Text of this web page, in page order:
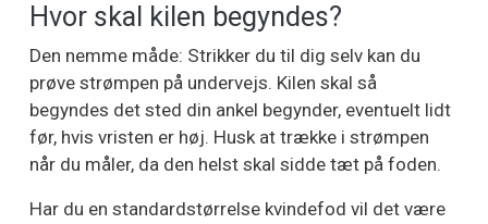
Hvor skal kilen begyndes?
Den nemme måde: Strikker du til dig selv kan du
prøve strømpen på undervejs. Kilen skal så
begyndes det sted din ankel begynder, eventuelt lidt
før, hvis vristen er høj. Husk at trække i strømpen
når du måler, da den helst skal sidde tæt på foden.
Har du en standardstørrelse kvindefod vil det være